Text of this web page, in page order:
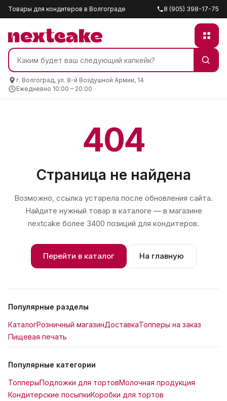
Товары для кондитеров в Волгограде 8 (905) 398-17-75
г. Волгоград, ул. 8-й Воздушной Армии, 14
Ежедневно 10:00 – 20:00
404
Страница не найдена
Возможно, ссылка устарела после обновления сайта.
Найдите нужный товар в каталоге — в магазине
nextcake более 3400 позиций для кондитеров.
Перейти в каталог На главную
Популярные разделы
КаталогРозничный магазинДоставкаТопперы на заказ
Пищевая печать
Популярные категории
ТопперыПодложки для тортовМолочная продукция
Кондитерские посыпкиКоробки для тортов